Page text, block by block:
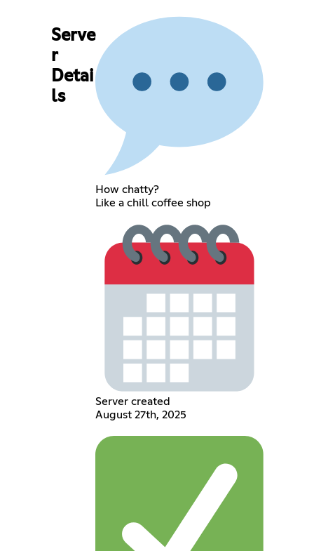
Serve
r
Detai
ls
How chatty?
Like a chill coffee shop
Server created
August 27th, 2025